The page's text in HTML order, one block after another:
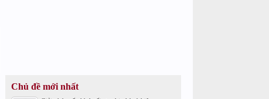
Chủ đề mới nhất